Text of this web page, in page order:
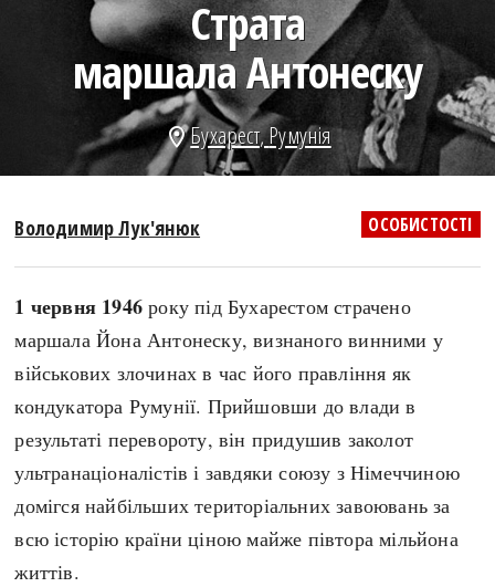
search
СЬОГОДНІ
ПРАВИЛА ЖИТТЯ
ПОДКАСТИ
КРУГЛІ ДАТИ
КАРТИ
НОТА БЕНЕ
ПРЯМА МОВА
МОЯ ІСТОРІЯ
Авіація і космонавтика
Архітектура і будівництво
Битви і війни
Княжа доба
Українська революція
Страта
маршала Антонеску
location_onБухарест,Румунія
ОСОБИСТОСТІ
Володимир Лук'янюк
1 червня 1946 року під Бухарестом страчено
маршала Йона Антонеску, визнаного винними у
військових злочинах в час його правління як
кондукатора Румунії. Прийшовши до влади в
результаті перевороту, він придушив заколот
ультранаціоналістів і завдяки союзу з Німеччиною
домігся найбільших територіальних завоювань за
всю історію країни ціною майже півтора мільйона
життів.